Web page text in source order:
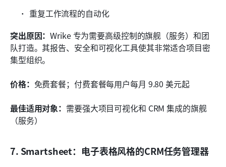
重复工作流程的自动化
突出原因：Wrike 专为需要高级控制的旗舰（服务）和团
队打造。其报告、安全和可视化工具使其非常适合项目密
集型组织。
价格： 免费套餐；付费套餐每用户每月 9.80 美元起
最佳适用对象： 需要强大项目可视化和 CRM 集成的旗舰
（服务）
7. Smartsheet：电子表格风格的CRM任务管理器